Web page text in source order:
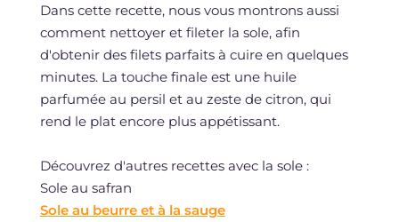
Dans cette recette, nous vous montrons aussi
comment nettoyer et fileter la sole, afin
d'obtenir des filets parfaits à cuire en quelques
minutes. La touche finale est une huile
parfumée au persil et au zeste de citron, qui
rend le plat encore plus appétissant.
Découvrez d'autres recettes avec la sole :
Sole au safran
Sole au beurre et à la sauge